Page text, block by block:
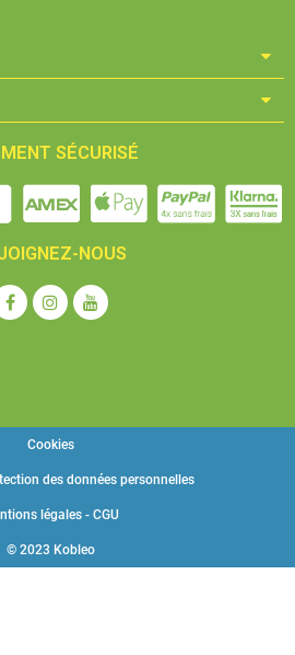
SÉCURISÉ
NOUS
© 2023 Kobleo
légales - CGU
des données personnelles
Cookies